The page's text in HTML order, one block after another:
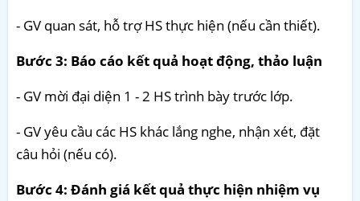
- GV quan sát, hỗ trợ HS thực hiện (nếu cần thiết).
Bước 3: Báo cáo kết quả hoạt động, thảo luận
- GV mời đại diện 1 - 2 HS trình bày trước lớp.
- GV yêu cầu các HS khác lắng nghe, nhận xét, đặt
câu hỏi (nếu có).
Bước 4: Đánh giá kết quả thực hiện nhiệm vụ